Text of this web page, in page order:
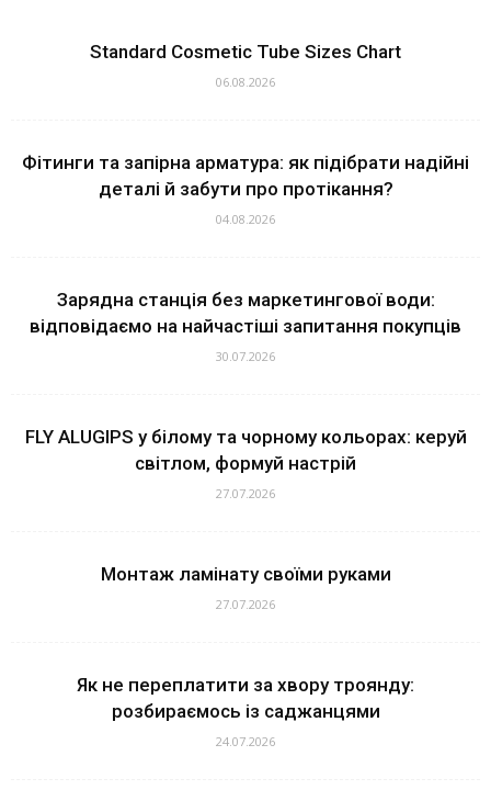
Standard Cosmetic Tube Sizes Chart
06.08.2026
Фітинги та запірна арматура: як підібрати надійні
деталі й забути про протікання?
04.08.2026
Зарядна станція без маркетингової води:
відповідаємо на найчастіші запитання покупців
30.07.2026
FLY ALUGIPS у білому та чорному кольорах: керуй
світлом, формуй настрій
27.07.2026
Монтаж ламінату своїми руками
27.07.2026
Як не переплатити за хвору троянду:
розбираємось із саджанцями
24.07.2026